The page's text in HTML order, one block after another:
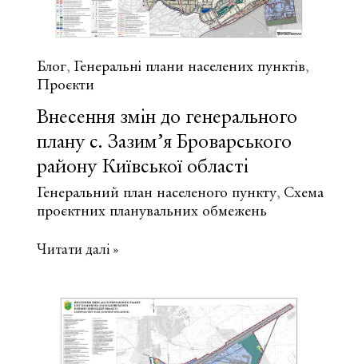
Блог, Генеральні плани населених пунктів,
Проєкти
Внесення змін до генерального
плану с. Зазим’я Броварського
району Київської області
Генеральний план населеного пункту, Схема
проєктних планувальних обмежень
Внесення
генерального
плану
Зазим’я
Читати далі »